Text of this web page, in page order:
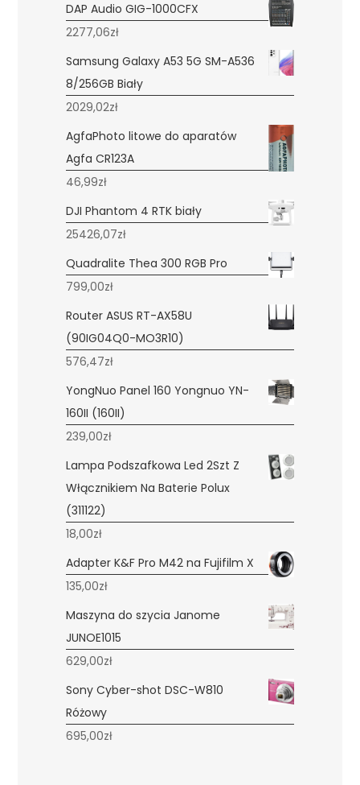
DAP Audio GIG-1000CFX
2277,06zł
Samsung Galaxy A53 5G SM-A536
8/256GB Biały
2029,02zł
AgfaPhoto litowe do aparatów
Agfa CR123A
46,99zł
DJI Phantom 4 RTK biały
25426,07zł
Quadralite Thea 300 RGB Pro
799,00zł
Router ASUS RT-AX58U
(90IG04Q0-MO3R10)
576,47zł
YongNuo Panel 160 Yongnuo YN-
160II (160II)
239,00zł
Lampa Podszafkowa Led 2Szt Z
Włącznikiem Na Baterie Polux
(311122)
18,00zł
Adapter K&F Pro M42 na Fujifilm X
135,00zł
Maszyna do szycia Janome
JUNOE1015
629,00zł
Sony Cyber-shot DSC-W810
Różowy
695,00zł